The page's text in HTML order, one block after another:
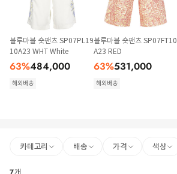
블루마블 숏팬츠 SP07PL19
10A23 WHT White
63%484,000
해외배송
블루마블 숏팬츠 SP07FT10
A23 RED
63%531,000
해외배송
카테고리 배송 가격 색상
개